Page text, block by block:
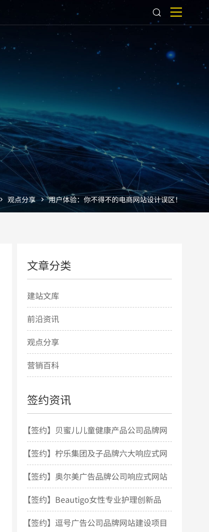
观点分享 用户体验：你不得不的电商网站设计误区！
文章分类
建站文库
前沿资讯
观点分享
营销百科
签约资讯
【签约】贝蜜儿儿童健康产品公司品牌网
站设计项目开发
【签约】柠乐集团及子品牌六大响应式网
站建设项目
【签约】奥尔美广告品牌公司响应式网站
建设项目
【签约】Beautigo女性专业护理创新品
牌网站建设项目
【签约】逗号广告公司品牌网站建设项目